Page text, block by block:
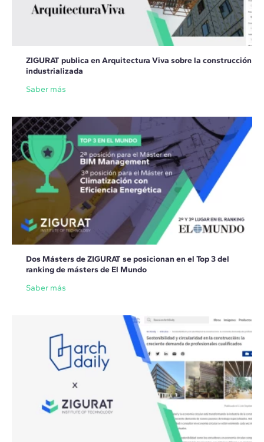
ZIGURAT publica en Arquitectura Viva sobre la construcción
industrializada
Saber más
Dos Másters de ZIGURAT se posicionan en el Top 3 del
ranking de másters de El Mundo
Saber más